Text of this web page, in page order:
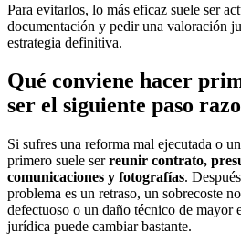
Para evitarlos, lo más eficaz suele ser
documentación y pedir una valoración
estrategia definitiva.
Qué conviene hacer
ser el siguiente paso
Si sufres una reforma mal ejecutada o
primero suele serreunir contrato,
comunicaciones y fotografías.
problema es un retraso, un sobrecoste
defectuoso o un daño técnico de mayor
jurídica puede cambiar bastante.